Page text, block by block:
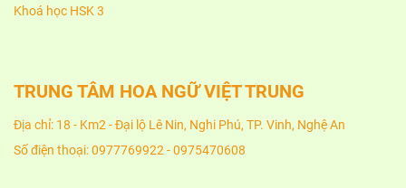
Khoá học HSK 3
TRUNG TÂM HOA NGỮ VIỆT TRUNG
Địa chỉ: 18 - Km2 - Đại lộ Lê Nin, Nghi Phú, TP. Vinh, Nghệ An
Số điện thoại: 0977769922 - 0975470608